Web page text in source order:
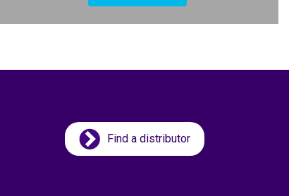
Find a distributor